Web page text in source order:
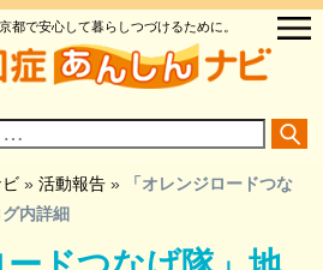
都で安心して暮らしつづけるために。
»活動報告 »
「オレンジロードつな
内詳細